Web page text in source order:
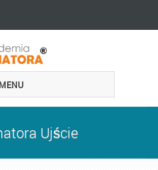
MENU
Ujście